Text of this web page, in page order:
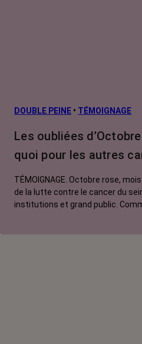
DOUBLE PEINE • TÉMOIGNAGE
Les oubliées
quoi pour les autres
TÉMOIGNAGE. Octobre rose,
de la lutte contre le cancer du
institutions et grand public.